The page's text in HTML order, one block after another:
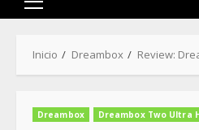
Menú
Inicio Dreambox Review:
Dreambox Dreambox Two Ultra